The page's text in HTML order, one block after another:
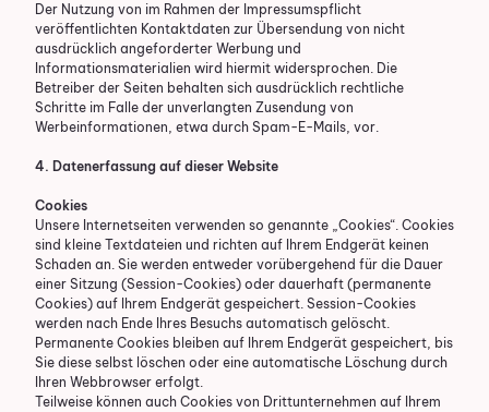
Der Nutzung von im Rahmen der Impressumspflicht
veröffentlichten Kontaktdaten zur Übersendung von nicht
ausdrücklich angeforderter Werbung und
Informationsmaterialien wird hiermit widersprochen. Die
Betreiber der Seiten behalten sich ausdrücklich rechtliche
Schritte im Falle der unverlangten Zusendung von
Werbeinformationen, etwa durch Spam-E-Mails, vor.
4. Datenerfassung auf dieser Website
Cookies
Unsere Internetseiten verwenden so genannte „Cookies“. Cookies
sind kleine Textdateien und richten auf Ihrem Endgerät keinen
Schaden an. Sie werden entweder vorübergehend für die Dauer
einer Sitzung (Session-Cookies) oder dauerhaft (permanente
Cookies) auf Ihrem Endgerät gespeichert. Session-Cookies
werden nach Ende Ihres Besuchs automatisch gelöscht.
Permanente Cookies bleiben auf Ihrem Endgerät gespeichert, bis
Sie diese selbst löschen oder eine automatische Löschung durch
Ihren Webbrowser erfolgt.
Teilweise können auch Cookies von Drittunternehmen auf Ihrem